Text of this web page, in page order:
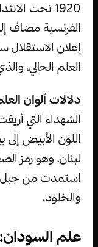
1920 تحت
الفرنسية مضاف
العلم الحالي،
دلالات ألوان
اللون الأبيض
لبنان، وهو رمز
استمدت من جبل
والخلود.
علم السودان: